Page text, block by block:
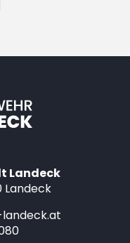
Landeck
Landeck